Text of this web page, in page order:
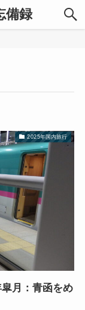
備録
2025年国内旅行
月：青函をめ